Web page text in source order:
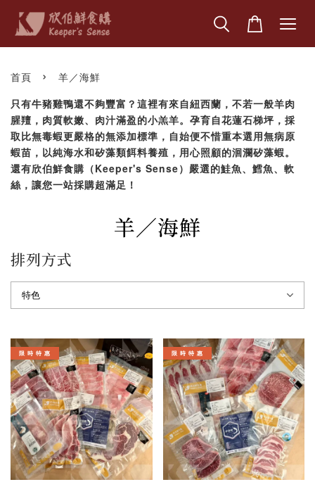
首頁 ›
羊／海鮮
只有牛豬雞鴨還不夠豐富？這裡有來自紐西蘭，不若一般羊肉
腥羶，肉質軟嫩、肉汁滿盈的小羔羊。孕育自花蓮石梯坪，採
取比無毒蝦更嚴格的無添加標準，自始便不惜重本選用無病原
蝦苗，以純海水和矽藻類餌料養殖，用心照顧的洄瀾矽藻蝦。
還有欣伯鮮食購（Keeper's Sense）嚴選的鮭魚、鱈魚、軟
絲，讓您一站採購超滿足！
羊／海鮮
排列方式
限 時 特 惠 限 時 特 惠